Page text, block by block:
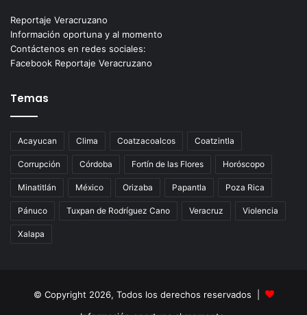
Reportaje Veracruzano
Información oportuna y al momento
Contáctenos en redes sociales:
Facebook Reportaje Veracruzano
Temas
Acayucan Clima Coatzacoalcos Coatzintla
Corrupción Córdoba Fortín de las Flores Horóscopo
Minatitlán México Orizaba Papantla Poza Rica
Pánuco Tuxpan de Rodríguez Cano Veracruz Violencia
Xalapa
© Copyright 2026, Todos los derechos reservados |